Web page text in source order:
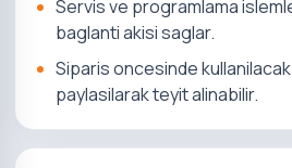
Servis ve programlama
baglanti akisi saglar.
Siparis oncesinde
paylasilarak teyit alinabilir.